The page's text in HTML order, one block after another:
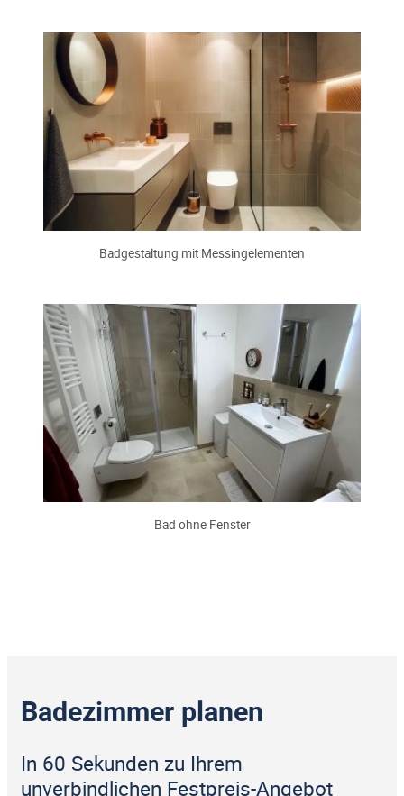
Badgestaltung mit Messingelementen
Bad ohne Fenster
Badezimmer planen
In 60 Sekunden zu Ihrem
unverbindlichen Festpreis-Angebot